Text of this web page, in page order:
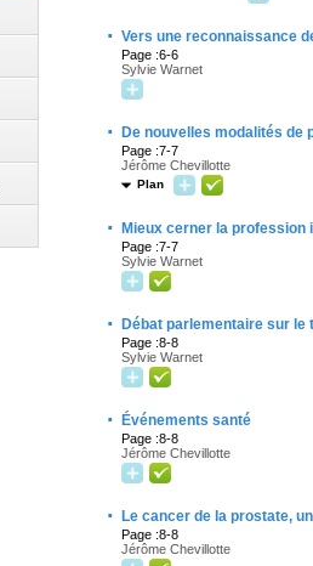
· Vers une reconnaissance
Page :6-6
Sylvie Warnet
· De nouvelles modalités de
Page :7-7
Jérôme Chevillotte
Plan
· Mieux cerner la profession
Page :7-7
Sylvie Warnet
· Débat parlementaire sur le
Page :8-8
Sylvie Warnet
· Événements santé
Page :8-8
Jérôme Chevillotte
· Le cancer de la prostate,
Page :8-8
Jérôme Chevillotte